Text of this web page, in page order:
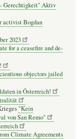
Gerechtigkeit" Aktiv
activist Bogdan
2023
for a ceasefire and de-
objectors jailed
in Österreich!
"Kein
von San Remo"
Climate Agreements